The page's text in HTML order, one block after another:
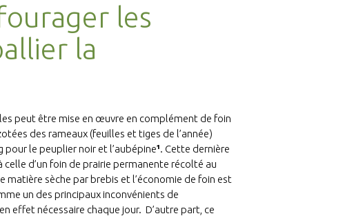
les
la
peut être mise en œuvre en complément de foin
des rameaux (feuilles et tiges de l’année)
pour le peuplier noir et l’aubépine¹. Cette dernière
d’un foin de prairie permanente récolté au
sèche par brebis et l’économie de foin est
un des principaux inconvénients de
effet nécessaire chaque jour. D’autre part, ce